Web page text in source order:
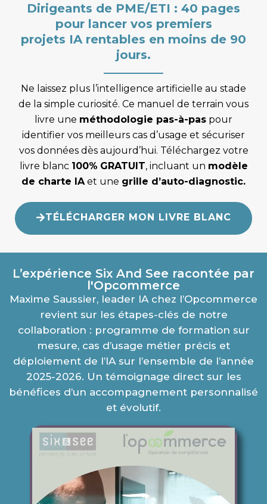
Dirigeants de PME/ETI : 40 pages
pour lancer vos premiers
projets IA rentables en moins de 90
jours.
Ne laissez plus l’intelligence artificielle au stade
de la simple curiosité. Ce manuel de terrain vous
livre une méthodologie pas-à-pas pour
identifier vos meilleurs cas d’usage et sécuriser
vos données dès aujourd’hui. Téléchargez votre
livre blanc 100% GRATUIT, incluant un modèle
de charte IAet une grille d’auto-diagnostic.
TÉLÉCHARGER MON LIVRE BLANC
L’expérience Six And See racontée par
l'Opcommerce
Maxime Saussier, leader IA chez l’Opcommerce
revient sur les étapes-clés de notre
collaboration : programme de formation sur
mesure, cas d’usage métier précis et
déploiement de l’IA sur l’ensemble de l’année
2025-2026. Un témoignage direct sur les
bénéfices d’un accompagnement personnalisé
et évolutif.